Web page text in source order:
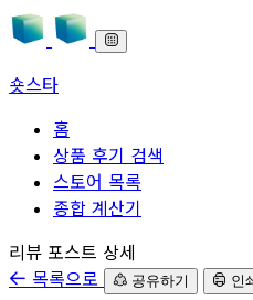
숏스타
홈
상품 후기 검색
스토어 목록
종합 계산기
본문으로 바로가기
리뷰 포스트 상세
목록으로
공유하기 인